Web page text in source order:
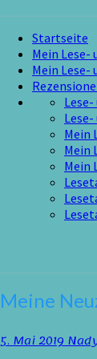
content
Startseite
Mein Lese-
Mein Lese-
Mein
Mein
Mein
Meine
Neuzugänge
Februar
Meine
5. Mai 2019